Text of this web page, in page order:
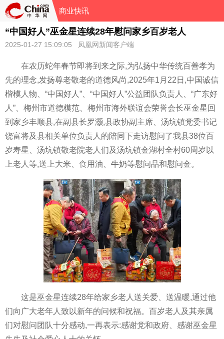
商业快讯
“中国好人”巫金星连续28年慰问家乡百岁老人
2025-01-27 15:09:05 凤凰网新闻客户端
在农历蛇年春节即将到来之际,为弘扬中华传统百善孝为
先的理念,发扬尊老敬老的道德风尚,2025年1月22日,中国诚信
楷模人物、“中国好人”、“中国好人”公益团队负责人、“广东好
人”、梅州市道德模范、梅州市海外联谊会荣誉会长巫金星回
到家乡丰顺县,在副县长罗灏,县政协副主席、汤坑镇党委书记
饶富将及县相关单位负责人的陪同下走访慰问了我县38位百
岁寿星、汤坑镇敬老院老人们及汤坑镇金湖村全村60周岁以
上老人等,送上大米、食用油、牛奶等慰问品和慰问金。
这是巫金星连续28年给家乡老人送关爱、送温暖,通过他
们向广大老年人致以新年的问候和祝福。百岁老人及其亲属
们对慰问团队十分感动,一再表示:感谢党和政府、感谢巫金星